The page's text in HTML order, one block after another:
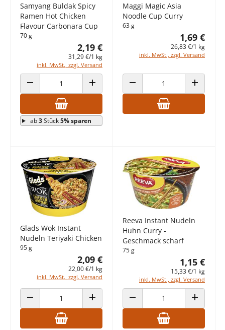
Samyang Buldak Spicy
Ramen Hot Chicken
Flavour Carbonara Cup
70 g
2,19 €
31,29 €/1 kg
inkl. MwSt., zzgl. Versand
ANZAHL VERRINGERN ANZAHL ERHÖHEN
ab3Stück5% sparen
Maggi Magic Asia
Noodle Cup Curry
63 g
1,69 €
26,83 €/1 kg
inkl. MwSt., zzgl. Versand
ANZAHL VERRINGERN ANZAHL
Glads Wok Instant
Nudeln Teriyaki Chicken
95 g
2,09 €
22,00 €/1 kg
inkl. MwSt., zzgl. Versand
ANZAHL VERRINGERN ANZAHL ERHÖHEN
Reeva Instant Nudeln
Huhn Curry -
Geschmack scharf
75 g
1,15 €
15,33 €/1 kg
inkl. MwSt., zzgl. Versand
ANZAHL VERRINGERN ANZAHL